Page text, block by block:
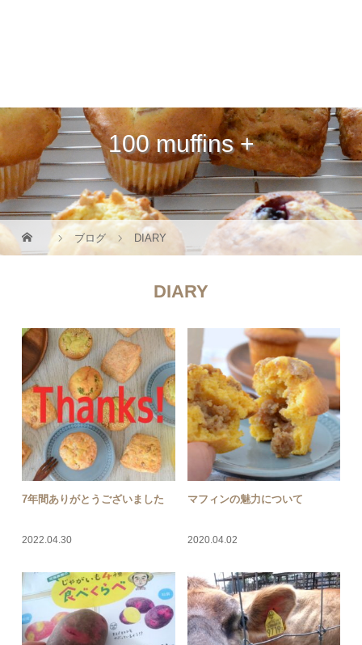
100 muffins +
ブログ DIARY
DIARY
7年間ありがとうございました
2022.04.30
マフィンの魅力について
2020.04.02